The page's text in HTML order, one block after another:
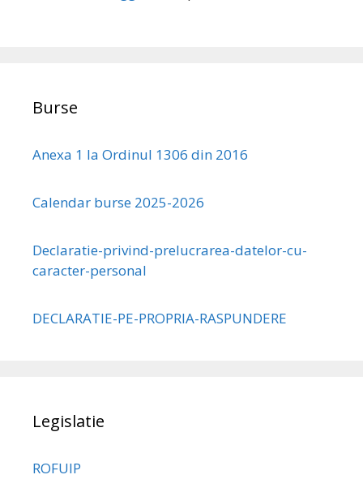
Burse
Anexa 1 la Ordinul 1306 din 2016
Calendar burse 2025-2026
Declaratie-privind-prelucrarea-datelor-cu-
caracter-personal
DECLARATIE-PE-PROPRIA-RASPUNDERE
Legislatie
ROFUIP